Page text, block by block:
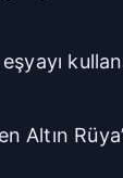
Altın